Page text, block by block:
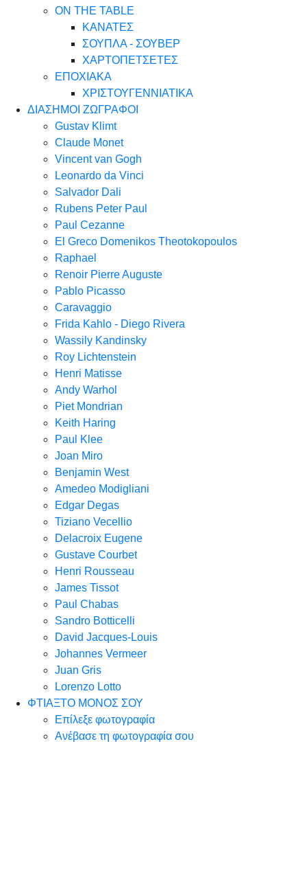
ON THE TABLE
ΚΑΝΑΤΕΣ
ΣΟΥΠΛΑ - ΣΟΥΒΕΡ
ΧΑΡΤΟΠΕΤΣΕΤΕΣ
ΕΠΟΧΙΑΚΑ
ΧΡΙΣΤΟΥΓΕΝΝΙΑΤΙΚΑ
ΔΙΑΣΗΜΟΙ ΖΩΓΡΑΦΟΙ
Gustav Klimt
Claude Monet
Vincent van Gogh
Leonardo da Vinci
Salvador Dali
Rubens Peter Paul
Paul Cezanne
El Greco Domenikos Theotokopoulos
Raphael
Renoir Pierre Auguste
Pablo Picasso
Caravaggio
Frida Kahlo - Diego Rivera
Wassily Kandinsky
Roy Lichtenstein
Henri Matisse
Andy Warhol
Piet Mondrian
Keith Haring
Paul Klee
Joan Miro
Benjamin West
Amedeo Modigliani
Edgar Degas
Tiziano Vecellio
Delacroix Eugene
Gustave Courbet
Henri Rousseau
James Tissot
Paul Chabas
Sandro Botticelli
David Jacques-Louis
Johannes Vermeer
Juan Gris
Lorenzo Lotto
ΦΤΙΑΞΤΟ ΜΟΝΟΣ ΣΟΥ
Επίλεξε φωτογραφία
Ανέβασε τη φωτογραφία σου